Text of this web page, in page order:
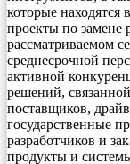
которые находятся
проекты по замене
рассматриваемом
среднесрочной
активной
решений,
поставщиков,
государственные
разработчиков и
продукты и